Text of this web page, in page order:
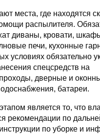
места, где находятся
распылителя.
диваны, кровати,
печи, кухонные
условиях обязательно
спецсредств на
дверные и
батареи.
является то, что
рекомендации по
по уборке и